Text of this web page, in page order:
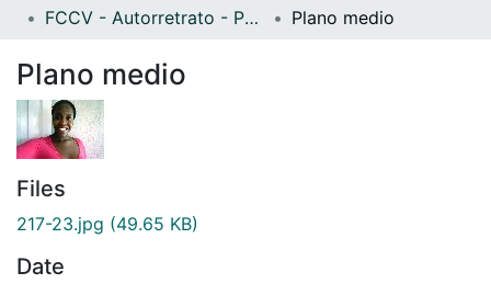
FCCV - Autorretrato - Patrimonial
Plano medio
Plano medio
Files
217-23.jpg (49.65 KB)
Date